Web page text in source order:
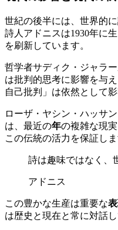
世紀の後半には、世界的
詩人アドニスは1930年に
を刷新しています。
哲学者サディク・ジャラー
は批判的思考に影響を与
自己批判」は依然として
ローザ・ヤシン・ハッサ
は、最近の年の複雑な現
この伝統の活力を保証しま
詩は趣味ではなく、
アドニス
この豊かな生産は重要な
は歴史と現在と常に対話し